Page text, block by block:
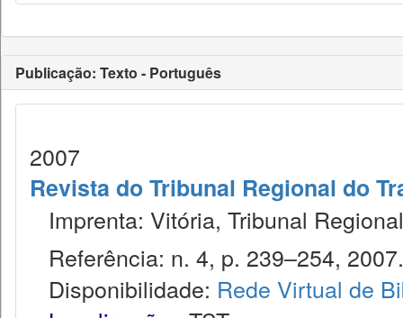
Publicação: Texto - Português
2007
Revista do Tribunal Regional do
Imprenta: Vitória, Tribunal
Referência: n. 4, p. 239–254, 2007.
Disponibilidade: Rede Virtual de